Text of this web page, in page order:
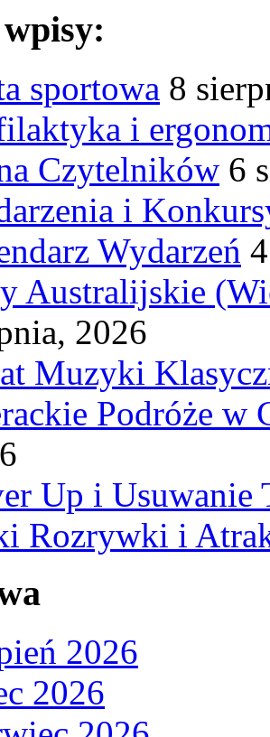
sportowa 8
i
Czytelników 6
i
Wydarzeń
Australijskie
2026
Muzyki
Podróże w
Up i Usuwanie
Rozrywki i
2026
2026